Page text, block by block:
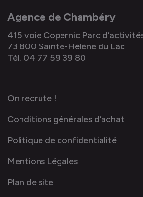
Agence de Chambéry
415 voie Copernic Parc
73 800 Sainte-Hélène du Lac
Tél. 04 77 59 39 80
On recrute !
Conditions générales d’achat
Politique de confidentialité
Mentions Légales
Plan de site